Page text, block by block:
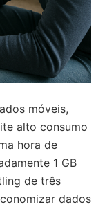
móveis,
alto consumo
hora de
1 GB
de três
dados